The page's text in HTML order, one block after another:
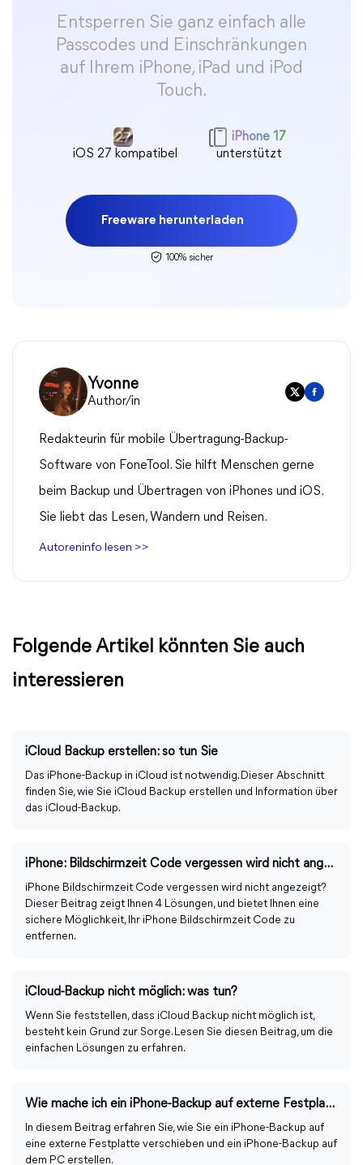
Entsperren Sie ganz einfach alle
Passcodes und Einschränkungen
auf Ihrem iPhone, iPad und iPod
Touch.
iOS 27 kompatibel
iPhone 17
unterstützt
Freeware herunterladen
100% sicher
Yvonne
Author/in
Redakteurin für mobile Übertragung-Backup-
Software von FoneTool. Sie hilft Menschen gerne
beim Backup und Übertragen von iPhones und iOS.
Sie liebt das Lesen, Wandern und Reisen.
Autoreninfo lesen >>
Folgende Artikel könnten Sie auch
interessieren
iCloud Backup erstellen: so tun Sie
Das iPhone-Backup in iCloud ist notwendig. Dieser Abschnitt
finden Sie, wie Sie iCloud Backup erstellen und Information über
das iCloud-Backup.
iPhone: Bildschirmzeit Code vergessen wird nicht angezeigt
iPhone Bildschirmzeit Code vergessen wird nicht angezeigt?
Dieser Beitrag zeigt Ihnen 4 Lösungen, und bietet Ihnen eine
sichere Möglichkeit, Ihr iPhone Bildschirmzeit Code zu
entfernen.
iCloud-Backup nicht möglich: was tun?
Wenn Sie feststellen, dass iCloud Backup nicht möglich ist,
besteht kein Grund zur Sorge. Lesen Sie diesen Beitrag, um die
einfachen Lösungen zu erfahren.
Wie mache ich ein iPhone-Backup auf externe Festplatte?
In diesem Beitrag erfahren Sie, wie Sie ein iPhone-Backup auf
eine externe Festplatte verschieben und ein iPhone-Backup auf
dem PC erstellen.